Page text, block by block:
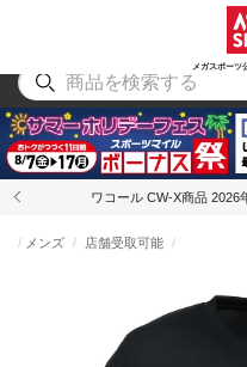
メガスポーツ
アウトドア
ワコール CW-X商品 2026
メンズ 店舗受取可能